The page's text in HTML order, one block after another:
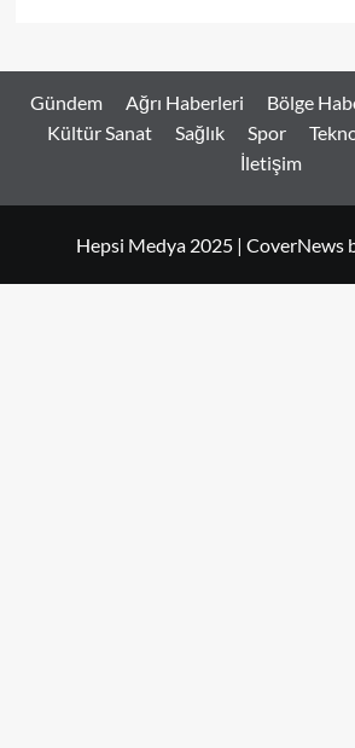
Gündem Ağrı Haberleri Bölge
Kültür Sanat
Sağlık Spor
İletişim
Hepsi Medya 2025 | CoverNews